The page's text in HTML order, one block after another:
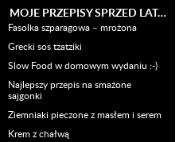
MOJE PRZEPISY SPRZED LAT…
Fasolka szparagowa – mrożona
Grecki sos tzatziki
Slow Food w domowym wydaniu :-)
Najlepszy przepis na smażone
sajgonki
Ziemniaki pieczone z masłem i serem
Krem z chałwą